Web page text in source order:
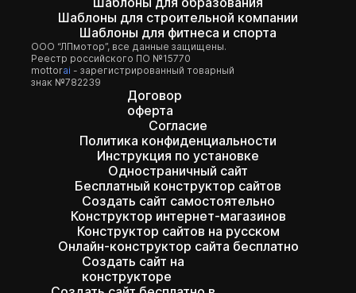
Шаблоны для строительной компании
Шаблоны для фитнеса и спорта
ООО “ЛПмотор”, все данные защищены.
Реестр российского ПО №15770
mottorai - зарегистрированный товарный
знак №782239
Договор
оферта
Согласие
Политика конфиденциальности
Инструкция по установке
Одностраничный сайт
Бесплатный конструктор сайтов
Создать сайт самостоятельно
Конструктор интернет-магазинов
Конструктор сайтов на русском
Онлайн-конструктор сайта бесплатно
Создать сайт на
конструкторе